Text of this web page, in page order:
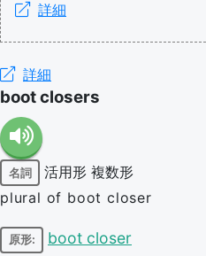
詳細
詳細
boot closers
名詞 活用形 複数形
plural of boot closer
原形: boot closer